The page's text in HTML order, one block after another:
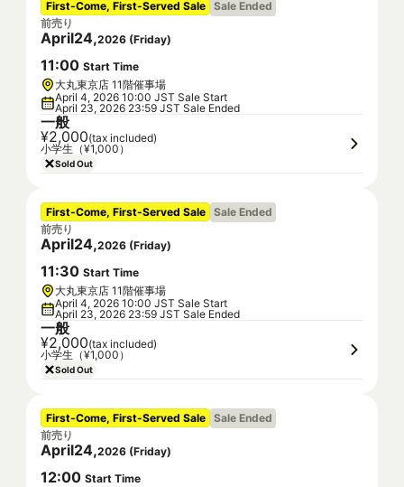
First-Come, First-Served Sale Sale Ended
前売り
April24,2026 (Friday)
11:00 Start Time
大丸東京店 11階催事場
April 4, 2026 10:00 JST Sale Start
April 23, 2026 23:59 JST Sale Ended
一般
¥2,000(tax included)
小学生（¥1,000）
Sold Out
First-Come, First-Served Sale Sale Ended
前売り
April24,2026 (Friday)
11:30 Start Time
大丸東京店 11階催事場
April 4, 2026 10:00 JST Sale Start
April 23, 2026 23:59 JST Sale Ended
一般
¥2,000(tax included)
小学生（¥1,000）
Sold Out
First-Come, First-Served Sale Sale Ended
前売り
April24,2026 (Friday)
12:00 Start Time